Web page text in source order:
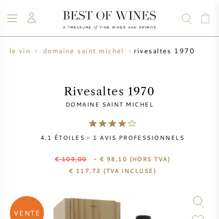
VIN
NOUVEAUTÉS
PRODUCTEUR DE VIN
PRÉVENTE
CHAMPAGNE
BOLLINGER
WHISKY
RHUM
SPIRITUEUX
VENTE
VENTE DE WHISKY
BLOG
À PROPOS
de vin domaine saint michel rivesaltes 1970
Rivesaltes 1970
DOMAINE SAINT MICHEL
4.1 ÉTOILES - 1 AVIS PROFESSIONNELS
€ 109,00- € 98,10 (HORS TVA)
€ 117,72 (TVA INCLUSE)
VENTE